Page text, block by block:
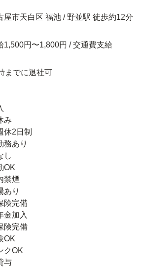
屋市天白区 福池 / 野並駅 徒歩約12分
1,500円〜1,800円 / 交通費支給
までに退社可
み
休2日制
務あり
し
OK
禁煙
あり
険完備
金加入
険完備
OK
クOK
与